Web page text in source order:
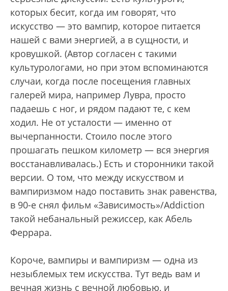
которых бесит, когда им говорят, что
искусство — это вампир, которое питается
нашей с вами энергией, а в сущности, и
кровушкой. (Автор согласен с такими
культурологами, но при этом вспоминаются
случаи, когда после посещения главных
галерей мира, например Лувра, просто
падаешь с ног, и рядом падают те, с кем
ходил. Не от усталости — именно от
вычерпанности. Стоило после этого
прошагать пешком километр — вся энергия
восстанавливалась.) Есть и сторонники такой
версии. О том, что между искусством и
вампиризмом надо поставить знак равенства,
в 90-е снял фильм «Зависимость»/Addiction
такой небанальный режиссер, как Абель
Феррара.
Короче, вампиры и вампиризм — одна из
незыблемых тем искусства. Тут ведь вам и
вечная жизнь с вечной любовью, и